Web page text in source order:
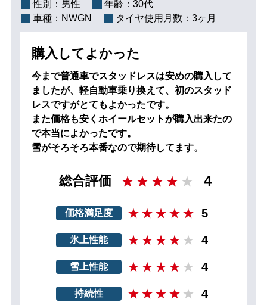
性別： 男性 年齢： 30代
車種： NWGN タイヤ使用月数： 3ヶ月
購入してよかった
今まで普通車でスタッドレスは安めの購入して
ましたが、軽自動車乗り換えて、初のスタッド
レスですがとてもよかったです。
また価格も安くホイールセットが購入出来たの
で本当によかったです。
雪がそろそろ本番なので期待してます。
総合評価 4
価格満足度 5
氷上性能 4
雪上性能 4
持続性 4